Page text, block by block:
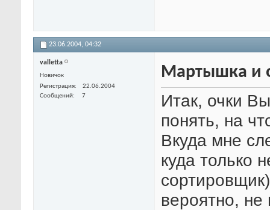
23.06.2004, 04:32
valletta
Новичок
Регистрация
22.06.2004
Сообщений
7
Мартышка и
Итак, очки
понять, на
Вкуда мне
куда только
вероятно, не